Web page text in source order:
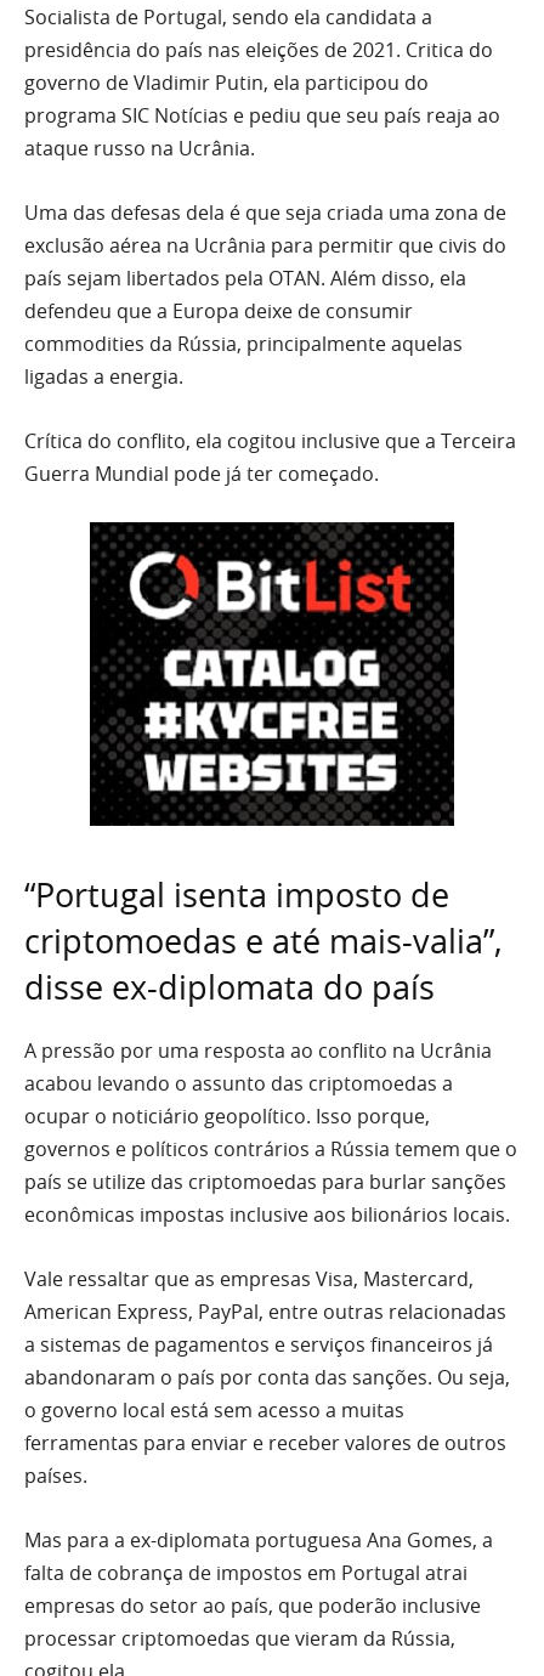
Socialista de Portugal, sendo ela candidata a
presidência do país nas eleições de 2021. Critica do
governo de Vladimir Putin, ela participou do
programa SIC Notícias e pediu que seu país reaja ao
ataque russo na Ucrânia.
Uma das defesas dela é que seja criada uma zona de
exclusão aérea na Ucrânia para permitir que civis do
país sejam libertados pela OTAN. Além disso, ela
defendeu que a Europa deixe de consumir
commodities da Rússia, principalmente aquelas
ligadas a energia.
Crítica do conflito, ela cogitou inclusive que a Terceira
Guerra Mundial pode já ter começado.
“Portugal isenta imposto de
criptomoedas e até mais-valia”,
disse ex-diplomata do país
A pressão por uma resposta ao conflito na Ucrânia
acabou levando o assunto das criptomoedas a
ocupar o noticiário geopolítico. Isso porque,
governos e políticos contrários a Rússia temem que o
país se utilize das criptomoedas para burlar sanções
econômicas impostas inclusive aos bilionários locais.
Vale ressaltar que as empresas Visa, Mastercard,
American Express, PayPal, entre outras relacionadas
a sistemas de pagamentos e serviços financeiros já
abandonaram o país por conta das sanções. Ou seja,
o governo local está sem acesso a muitas
ferramentas para enviar e receber valores de outros
países.
Mas para a ex-diplomata portuguesa Ana Gomes, a
falta de cobrança de impostos em Portugal atrai
empresas do setor ao país, que poderão inclusive
processar criptomoedas que vieram da Rússia,